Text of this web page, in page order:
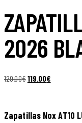
2026
129.00€El
era:
119.00€El
es:
Zapatillas Nox AT10